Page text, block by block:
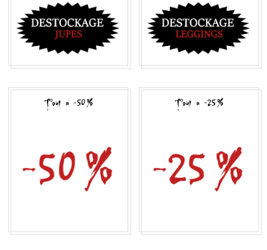
Tout a -50 % Tout a -25 %